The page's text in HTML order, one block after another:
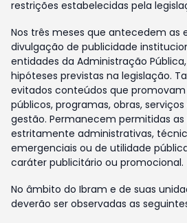
restrições estabelecidas pela
Nos três meses que antecedem as
divulgação de publicidade
entidades da Administração
hipóteses previstas na legislação.
evitados conteúdos que
públicos, programas, obras,
gestão. Permanecem permitidas
estritamente administrativas,
emergenciais ou de utilidade
caráter publicitário ou promocional.
No âmbito do Ibram e de suas
deverão ser observadas as